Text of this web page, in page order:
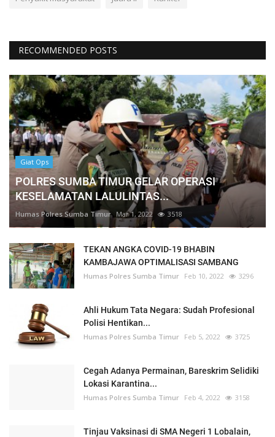
RECOMMENDED POSTS
Giat Ops
POLRES SUMBA TIMUR GELAR OPERASI
KESELAMATAN LALULINTAS...
Humas Polres Sumba Timur Mar 1, 2022 3518
TEKAN ANGKA COVID-19 BHABIN
KAMBAJAWA OPTIMALISASI SAMBANG
Humas Polres Sumba Timur Feb 10, 2022 3296
Ahli Hukum Tata Negara: Sudah Profesional
Polisi Hentikan...
Humas Polres Sumba Timur Feb 5, 2022 3725
Cegah Adanya Permainan, Bareskrim Selidiki
Lokasi Karantina...
Humas Polres Sumba Timur Feb 4, 2022 3158
Tinjau Vaksinasi di SMA Negeri 1 Lobalain,